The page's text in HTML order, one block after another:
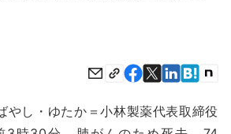
し・ゆたか＝小林製薬代表取締役